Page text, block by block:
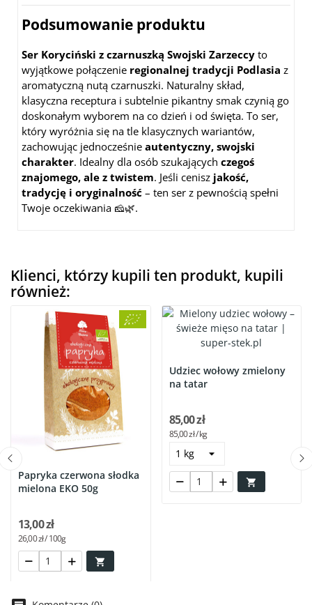
Podsumowanie produktu
Ser Koryciński z czarnuszką Swojski Zarzeccy to
wyjątkowe połączenie regionalnej tradycji Podlasia z
aromatyczną nutą czarnuszki. Naturalny skład,
klasyczna receptura i subtelnie pikantny smak czynią go
doskonałym wyborem na co dzień i od święta. To ser,
który wyróżnia się na tle klasycznych wariantów,
zachowując jednocześnie autentyczny, swojski
charakter. Idealny dla osób szukających czegoś
znajomego, ale z twistem. Jeśli cenisz jakość,
tradycję i oryginalność – ten ser z pewnością spełni
Twoje oczekiwania 🧀🌿.
Klienci, którzy kupili ten produkt, kupili
również:
Papryka czerwona słodka
mielona EKO 50g

13,00 zł
26,00 zł / 100g
Udziec wołowy zmielony
na tatar

85,00 zł
85,00 zł / kg